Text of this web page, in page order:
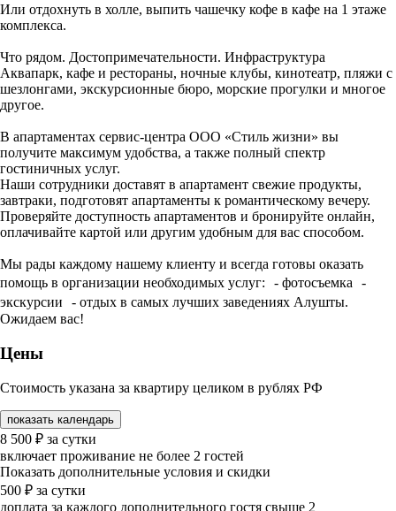
Или отдохнуть в холле, выпить чашечку кофе в кафе на 1 этаже
комплекса.
Что рядом. Достопримечательности. Инфраструктура
Аквапарк, кафе и рестораны, ночные клубы, кинотеатр, пляжи с
шезлонгами, экскурсионные бюро, морские прогулки и многое
другое.
В апартаментах сервис-центра ООО «Стиль жизни» вы
получите максимум удобства, а также полный спектр
гостиничных услуг.
Наши сотрудники доставят в апартамент свежие продукты,
завтраки, подготовят апартаменты к романтическому вечеру.
Проверяйте доступность апартаментов и бронируйте онлайн,
оплачивайте картой или другим удобным для вас способом.
Мы рады каждому нашему клиенту и всегда готовы оказать
помощь в организации необходимых услуг: - фотосъемка -
экскурсии - отдых в самых лучших заведениях Алушты.
Ожидаем вас!
Цены
Стоимость указана за квартиру целиком в рублях РФ
показать календарь
8 500 ₽ за сутки
включает проживание не более 2 гостей
Показать дополнительные условия и скидки
500 ₽ за сутки
доплата за каждого дополнительного гостя свыше 2